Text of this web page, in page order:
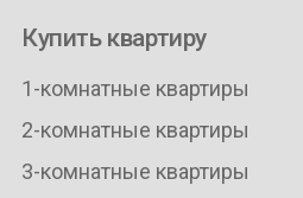
Купить квартиру
1-комнатные квартиры
2-комнатные квартиры
3-комнатные квартиры